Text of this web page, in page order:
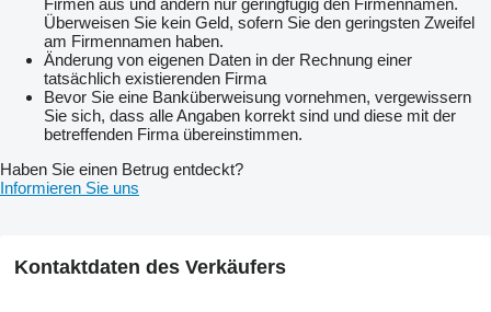
Überweisen Sie kein Geld, sofern Sie den geringsten Zweifel
am Firmennamen haben.
Änderung von eigenen Daten in der Rechnung einer
tatsächlich existierenden Firma
Bevor Sie eine Banküberweisung vornehmen, vergewissern
Sie sich, dass alle Angaben korrekt sind und diese mit der
betreffenden Firma übereinstimmen.
Haben Sie einen Betrug entdeckt?
Informieren Sie uns
Kontaktdaten des Verkäufers